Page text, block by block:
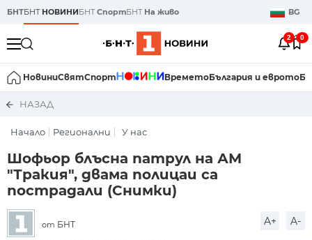
БНТБНТ НОВИНИБНТСпортБНТ На живо BG
2 0
НовиниСвятСпорт ВреметоБългария и еврото
НАЗАД
Начало Регионални У нас
Шофьор блъсна патрул на АМ
"Тракия", двама полицаи са
пострадали (Снимки)
от БНТ A+ A-